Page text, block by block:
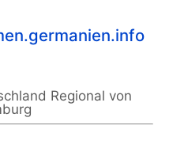
Regional von